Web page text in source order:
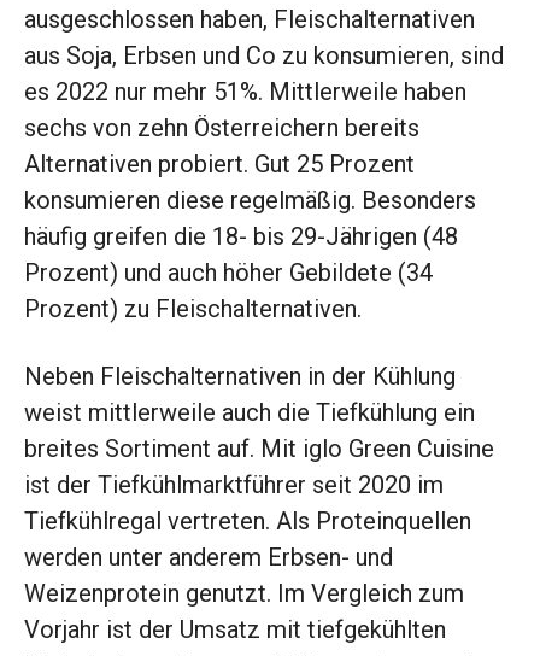
ausgeschlossen haben, Fleischalternativen
aus Soja, Erbsen und Co zu konsumieren, sind
es 2022 nur mehr 51%. Mittlerweile haben
sechs von zehn Österreichern bereits
Alternativen probiert. Gut 25 Prozent
konsumieren diese regelmäßig. Besonders
häufig greifen die 18- bis 29-Jährigen (48
Prozent) und auch höher Gebildete (34
Prozent) zu Fleischalternativen.
Neben Fleischalternativen in der Kühlung
weist mittlerweile auch die Tiefkühlung ein
breites Sortiment auf. Mit iglo Green Cuisine
ist der Tiefkühlmarktführer seit 2020 im
Tiefkühlregal vertreten. Als Proteinquellen
werden unter anderem Erbsen- und
Weizenprotein genutzt. Im Vergleich zum
Vorjahr ist der Umsatz mit tiefgekühlten